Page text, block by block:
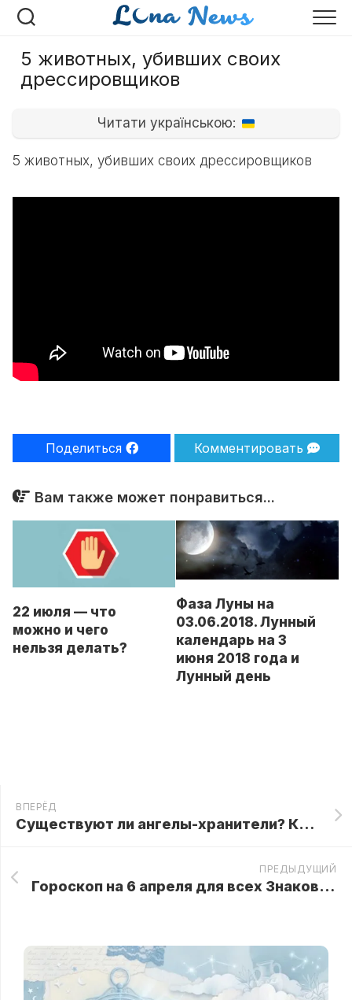
Перейти
5 животных, убивших своих
дрессировщиков
Читати українською:
5 животных, убивших своих дрессировщиков
Поделиться Комментировать
Вам также может понравиться...
22 июля — что
можно и чего
нельзя делать?
Фаза Луны на
03.06.2018. Лунный
календарь на 3
июня 2018 года и
Лунный день
ВПЕРЁД
Существуют ли ангелы-хранители? Камера наблюдения даст ответ
ПРЕДЫДУЩИЙ
Гороскоп на 6 апреля для всех Знаков Зодиака